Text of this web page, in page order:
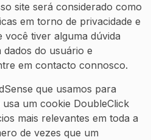
site será considerado como
em torno de privacidade e
você tiver alguma dúvida
do usuário e
em contacto connosco.
que usamos para
um cookie DoubleClick
mais relevantes em toda a
de vezes que um